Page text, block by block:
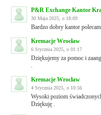
P&R Exchange Kantor
30 Maja 2025, o 18:09
Bardzo dobry kantor
Kremacje Wrocław
6 Stycznia 2025, o 01:17
Dziękujemy za pomoc i
Kremacje Wrocław
4 Stycznia 2025, o 10:56
Wysoki poziom świadczonych
Dziękuję .